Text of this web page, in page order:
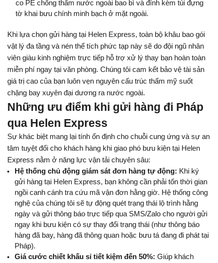
co PE chống thấm nước ngoài bao bì và đính kèm túi đựng
tờ khai bưu chính minh bạch ở mặt ngoài.
Khi lựa chọn gửi hàng tại Helen Express, toàn bộ khâu bao gói
vật lý đa tầng và nén thể tích phức tạp này sẽ do đội ngũ nhân
viên giàu kinh nghiệm trực tiếp hỗ trợ xử lý thay bạn hoàn toàn
miễn phí ngay tại văn phòng. Chúng tôi cam kết bảo vệ tài sản
giá trị cao của bạn luôn vẹn nguyên cấu trúc thẩm mỹ suốt
chặng bay xuyên đại dương ra nước ngoài.
Những ưu điểm khi gửi hàng đi Pháp
qua Helen Express
Sự khác biệt mang lại tính ổn định cho chuỗi cung ứng và sự an
tâm tuyệt đối cho khách hàng khi giao phó bưu kiện tại Helen
Express nằm ở năng lực vận tải chuyên sâu:
Hệ thống chủ động giám sát đơn hàng tự động: Khi ký
gửi hàng tại Helen Express, bạn không cần phải tốn thời gian
ngồi canh cánh tra cứu mã vận đơn hằng giờ. Hệ thống công
nghệ của chúng tôi sẽ tự động quét trạng thái lộ trình hằng
ngày và gửi thông báo trực tiếp qua SMS/Zalo cho người gửi
ngay khi bưu kiện có sự thay đổi trạng thái (như thông báo
hàng đã bay, hàng đã thông quan hoặc bưu tá đang đi phát tại
Pháp).
Giá cước chiết khấu sỉ tiết kiệm đến 50%: Giúp khách